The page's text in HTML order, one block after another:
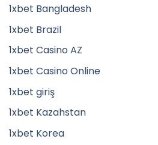
1xbet Bangladesh
1xbet Brazil
1xbet Casino AZ
1xbet Casino Online
1xbet giriş
1xbet Kazahstan
1xbet Korea